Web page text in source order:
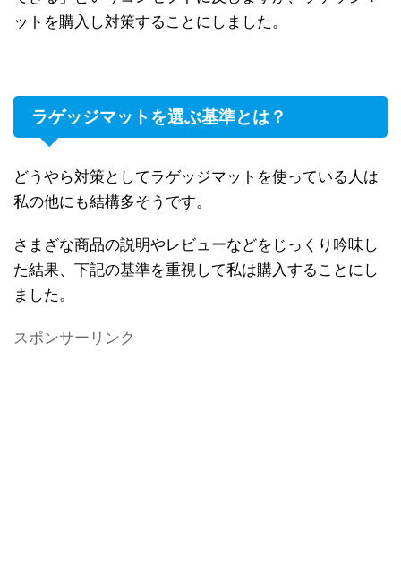
ットを購入し対策することにしました。
ラゲッジマットを選ぶ基準とは？
どうやら対策としてラゲッジマットを使っている人は
私の他にも結構多そうです。
さまざな商品の説明やレビューなどをじっくり吟味し
た結果、下記の基準を重視して私は購入することにし
ました。
スポンサーリンク